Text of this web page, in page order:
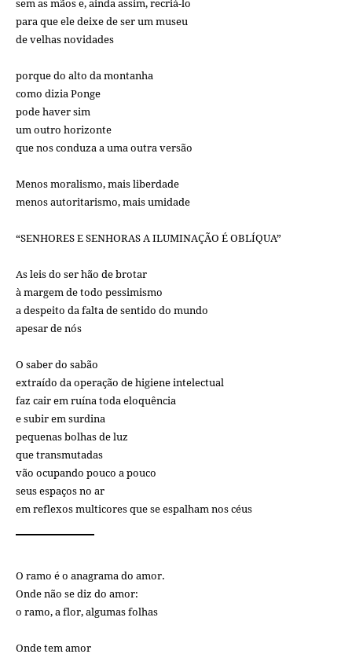
sem as mãos e, ainda assim, recriá-lo
para que ele deixe de ser um museu
de velhas novidades
porque do alto da montanha
como dizia Ponge
pode haver sim
um outro horizonte
que nos conduza a uma outra versão
Menos moralismo, mais liberdade
menos autoritarismo, mais umidade
“SENHORES E SENHORAS A ILUMINAÇÃO É OBLÍQUA”
As leis do ser hão de brotar
à margem de todo pessimismo
a despeito da falta de sentido do mundo
apesar de nós
O saber do sabão
extraído da operação de higiene intelectual
faz cair em ruína toda eloquência
e subir em surdina
pequenas bolhas de luz
que transmutadas
vão ocupando pouco a pouco
seus espaços no ar
em reflexos multicores que se espalham nos céus
O ramo é o anagrama do amor.
Onde não se diz do amor:
o ramo, a flor, algumas folhas
Onde tem amor